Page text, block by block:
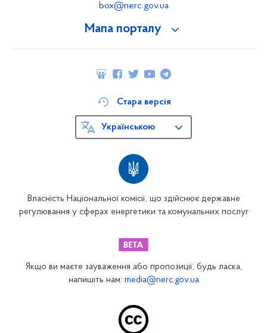
Мапа порталу
box@nerc.gov.ua
Власність Національної комісії, що здійснює державне
регулювання у сферах енергетики та комунальних послуг
Стара версія
Українською
Якщо ви маєте зауваження або пропозиції, будь ласка,
напишіть нам: media@nerc.gov.ua